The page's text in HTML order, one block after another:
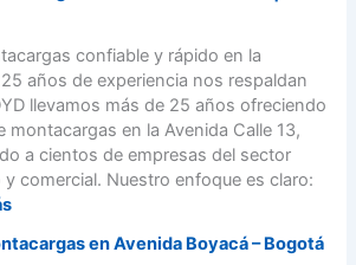
e
g
i
r
?
n
l
u
a
d
s
e
i
d
a
o
a
confiable y rápido en la
25 años de experiencia nos respaldan
llevamos más de 25 años ofreciendo
montacargas en la Avenida Calle 13,
a cientos de empresas del sector
comercial. Nuestro enfoque es claro:
:
S
en Avenida Boyacá – Bogotá